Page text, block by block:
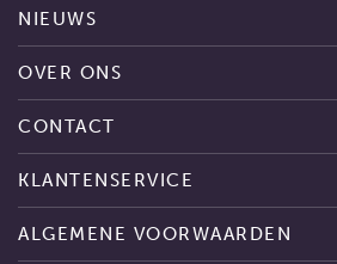
NIEUWS
OVER ONS
CONTACT
KLANTENSERVICE
ALGEMENE VOORWAARDEN